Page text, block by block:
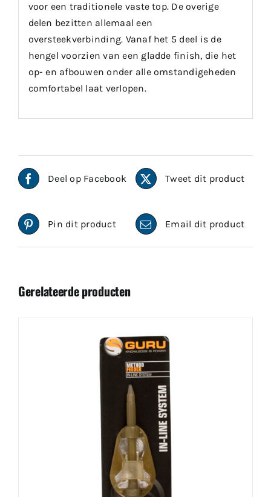
voor een traditionele vaste top. De overige
delen bezitten allemaal een
oversteekverbinding. Vanaf het 5 deel is de
hengel voorzien van een gladde finish, die het
op- en afbouwen onder alle omstandigeheden
comfortabel laat verlopen.
Deel op Facebook Tweet dit product
Pin dit product Email dit product
Gerelateerde producten